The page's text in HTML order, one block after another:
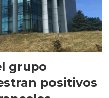
grupo
positivos